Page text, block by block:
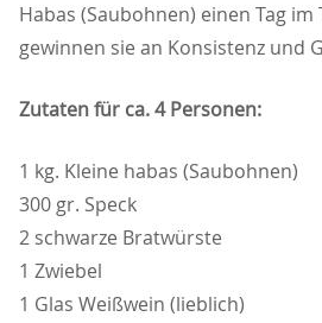
Habas (Saubohnen) einen Tag
gewinnen sie an Konsistenz und
Zutaten für ca. 4 Personen:
1 kg. Kleine habas (Saubohnen)
300 gr. Speck
2 schwarze Bratwürste
1 Zwiebel
1 Glas Weißwein (lieblich)